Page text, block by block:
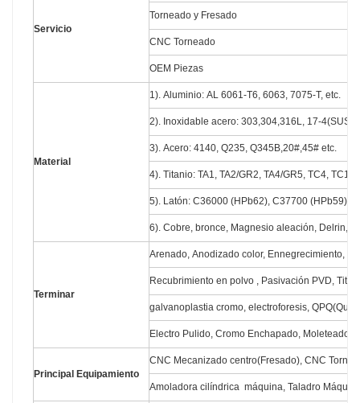
Servicio
Torneado y Fresado
CNC Torneado
OEM Piezas
Material
1). Aluminio: AL 6061-T6, 6063, 7075-T, etc.
2). Inoxidable acero: 303,304,316L, 17-
3). Acero: 4140, Q235, Q345B,20#,45# etc.
4). Titanio: TA1, TA2/GR2, TA4/GR5, TC4, TC18,
5). Latón: C36000 (HPb62), C37700 (HPb59),
6). Cobre, bronce, Magnesio aleación, Delrin,
Terminar
Arenado, Anodizado color, Ennegrecimiento,
Recubrimiento en polvo , Pasivación PVD,
galvanoplastia cromo, electroforesis,
Electro Pulido, Cromo Enchapado, Moleteado,
Principal Equipamiento
CNC Mecanizado centro(Fresado), CNC
Amoladora cilíndrica máquina, Taladro